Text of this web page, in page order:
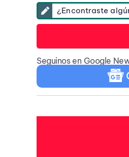
¿Encontraste
Seguinos en Google